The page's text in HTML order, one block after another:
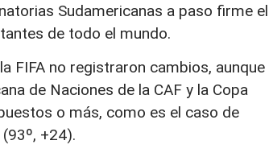
Sudamericanas a paso firme el
de todo el mundo.
FIFA no registraron cambios, aunque
de Naciones de la CAF y la Copa
o más, como es el caso de
+24).